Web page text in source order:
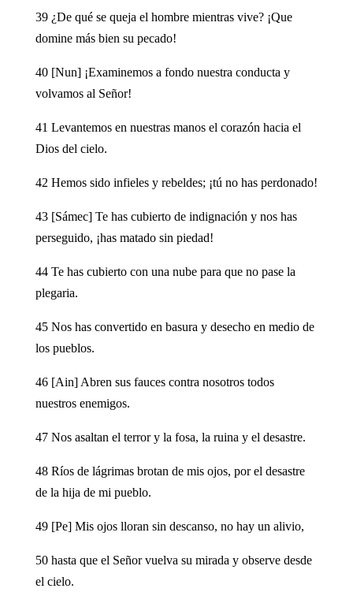
39 ¿De qué se queja el hombre mientras vive? ¡Que
domine más bien su pecado!
40 [Nun] ¡Examinemos a fondo nuestra conducta y
volvamos al Señor!
41 Levantemos en nuestras manos el corazón hacia el
Dios del cielo.
42 Hemos sido infieles y rebeldes; ¡tú no has perdonado!
43 [Sámec] Te has cubierto de indignación y nos has
perseguido, ¡has matado sin piedad!
44 Te has cubierto con una nube para que no pase la
plegaria.
45 Nos has convertido en basura y desecho en medio de
los pueblos.
46 [Ain] Abren sus fauces contra nosotros todos
nuestros enemigos.
47 Nos asaltan el terror y la fosa, la ruina y el desastre.
48 Ríos de lágrimas brotan de mis ojos, por el desastre
de la hija de mi pueblo.
49 [Pe] Mis ojos lloran sin descanso, no hay un alivio,
50 hasta que el Señor vuelva su mirada y observe desde
el cielo.